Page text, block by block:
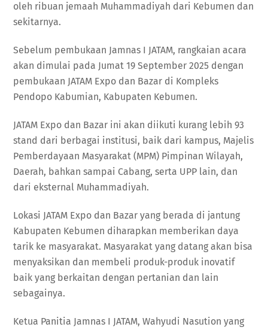
oleh ribuan jemaah Muhammadiyah dari Kebumen dan
sekitarnya.
Sebelum pembukaan Jamnas I JATAM, rangkaian acara
akan dimulai pada Jumat 19 September 2025 dengan
pembukaan JATAM Expo dan Bazar di Kompleks
Pendopo Kabumian, Kabupaten Kebumen.
JATAM Expo dan Bazar ini akan diikuti kurang lebih 93
stand dari berbagai institusi, baik dari kampus, Majelis
Pemberdayaan Masyarakat (MPM) Pimpinan Wilayah,
Daerah, bahkan sampai Cabang, serta UPP lain, dan
dari eksternal Muhammadiyah.
Lokasi JATAM Expo dan Bazar yang berada di jantung
Kabupaten Kebumen diharapkan memberikan daya
tarik ke masyarakat. Masyarakat yang datang akan bisa
menyaksikan dan membeli produk-produk inovatif
baik yang berkaitan dengan pertanian dan lain
sebagainya.
Ketua Panitia Jamnas I JATAM, Wahyudi Nasution yang